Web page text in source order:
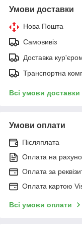
Умови доставки
Нова Пошта
Самовивіз
Доставка
Транспортна
Всі умови доставки
Умови оплати
Післяплата
Оплата на
Оплата за
Оплата картою
Всі умови оплати